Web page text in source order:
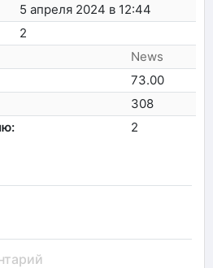
5 апреля 2024 в 12:44
2
News
73.00
308
2